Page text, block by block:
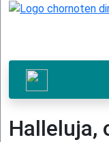
Halleluja,